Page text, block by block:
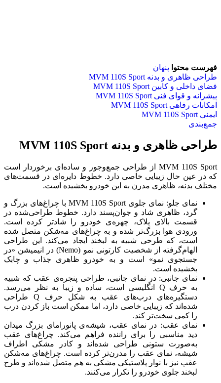
فهرست محتوا پنهان
طراحی ظاهری و بدنه MVM 110S Sport
فضای داخلی و کابین MVM 110S Sport
پیشرانه و قوای فنی MVM 110S Sport
امکانات رفاهی MVM 110S Sport
ایمنی MVM 110S Sport
جمع‌بندی
طراحی ظاهری و بدنه MVM 110S Sport
MVM 110S Sport از طراحی جمع‌وجور و ساده‌ای برخوردار است
که در عین حال زیبایی خاصی دارد. خطوط دایره‌ای در قسمت‌های
مختلف بدنه، ظاهری مدرن به این خودرو بخشیده است.
نمای جلو: نمای جلوی MVM 110S Sport با چراغ‌های بزرگ و
گرد، ظاهری شاد و جوان‌پسند دارد. خطوط طراحی‌شده در
قسمت بالای پلاک، چهره‌ی خودرو را شادتر کرده است.
ورودی هوا بزرگ‌تر شده و به چراغ‌های مه‌شکن متصل شده
است، که طرحی شبیه به لبخند ایجاد می‌کند. این طراحی
الهام‌گرفته از شخصیت کارتونی نمو (Nemo) در انیمیشن «در
جستجوی نمو» است و به خودرو ظاهری جذاب و چابک
بخشیده است.
نمای جانبی: در نمای جانبی، طراحی پنجره‌ی عقب که شبیه
به حرف Q انگلیسی است، ساده و زیبا به نظر می‌رسد.
دستگیره‌های درب‌های عقب به شکل حرف Q طراحی
شده‌اند که زیبایی خاصی دارد، اما ممکن است باز کردن درب
را کمی سخت‌تر کند.
نمای عقب: در نمای عقب، شیشه‌ی پانورامای بزرگ میدان
دید مناسبی را برای راننده فراهم می‌کند. چراغ‌های عقب
به‌صورت ستونی طراحی شده‌اند و کادر مشکی اطراف
شیشه، نمای عقب را مدرن‌تر کرده است. چراغ‌های مه‌شکن
عقب نیز با نوار پلاستیکی مشکی به هم متصل شده‌اند و طرح
لبخند جلوی خودرو را تکرار می‌کنند.